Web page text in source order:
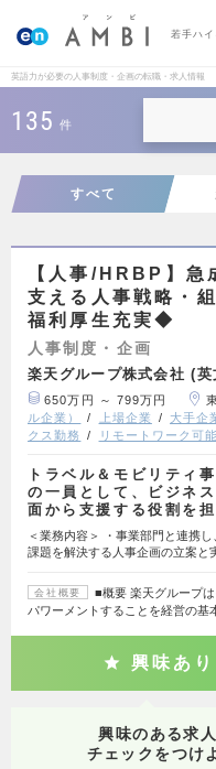
若手ハ
英語力が必要の人事制度・企画の転職・求人情報
135 件
すべて
【人事/HRBP】急
支える人事戦略・
福利厚生充実◆
人事制度・企画
楽天グループ株式会社 (
650万円 ～ 799万円
ル企業）
上場企業 大手企
クス勤務
リモートワーク可能
トラベル＆モビリティ
の一員として、ビジネ
面から支援する役割を
＜業務内容＞ ・事業部門と連携
課題を解決する人事企画の立案と
会社概要
■概要 楽天グループ
パワーメントすることを経営の基
興味あり
興味のある求
チェックをつけ